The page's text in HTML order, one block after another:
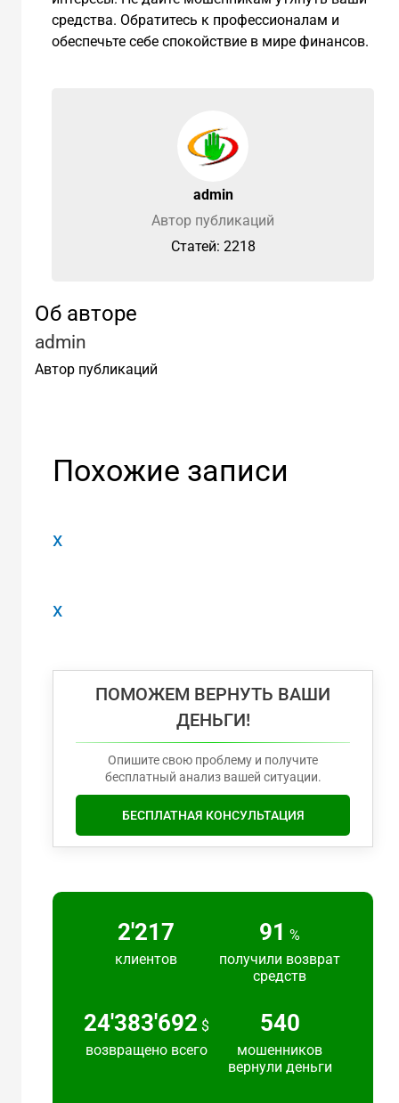
средства. Обратитесь к профессионалам и
обеспечьте себе спокойствие в мире финансов.
admin
Автор публикаций
Cтатей: 2218
Об авторе
admin
Автор публикаций
Похожие записи
x
x
ПОМОЖЕМ ВЕРНУТЬ ВАШИ
ДЕНЬГИ!
Опишите свою проблему и получите
бесплатный анализ вашей ситуации.
БЕСПЛАТНАЯ КОНСУЛЬТАЦИЯ
2'217
клиентов
91 %
получили возврат
средств
24'383'692 $
возвращено всего
540
мошенников
вернули деньги